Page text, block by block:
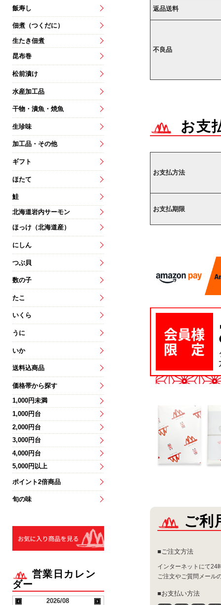
返品送料
不良品
お支
お支払方法
お支払期限
ご利
ご注文方法
インターネットにて24
ご注文やご質問メール
お支払い方法
飯寿し
佃煮（つくだに）
生たき佃煮
昆布巻
松前漬け
水産加工品
干物・漬魚・焼魚
生珍味
加工品・その他
ギフト
ほたて
鮭
北海道岩内サーモン
ほっけ（北海道産）
にしん
つぶ貝
数の子
たこ
いくら
うに
いか
送料込商品
価格帯から探す
1,000円未満
1,000円台
2,000円台
3,000円台
4,000円台
5,000円以上
ポイント2倍商品
旬の味
お気に入りリストを見る
2026/08